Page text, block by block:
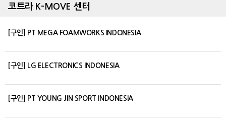
코트라 K-MOVE 센터
[구인] PT MEGA FOAMWORKS INDONESIA
[구인] LG ELECTRONICS INDONESIA
[구인] PT YOUNG JIN SPORT INDONESIA